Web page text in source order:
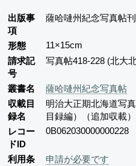
出版事
項
薩哈嗹州紀念写真帖
形態
11×15cm
請求記
号
写真帖418-228 (北大
叢書名
薩哈嗹州紀念写真帖
収載目
録名
明治大正期北海道写
目録編）（追加収載）
レコー
ドID
0B062030000000228
利用条
申請が必要です